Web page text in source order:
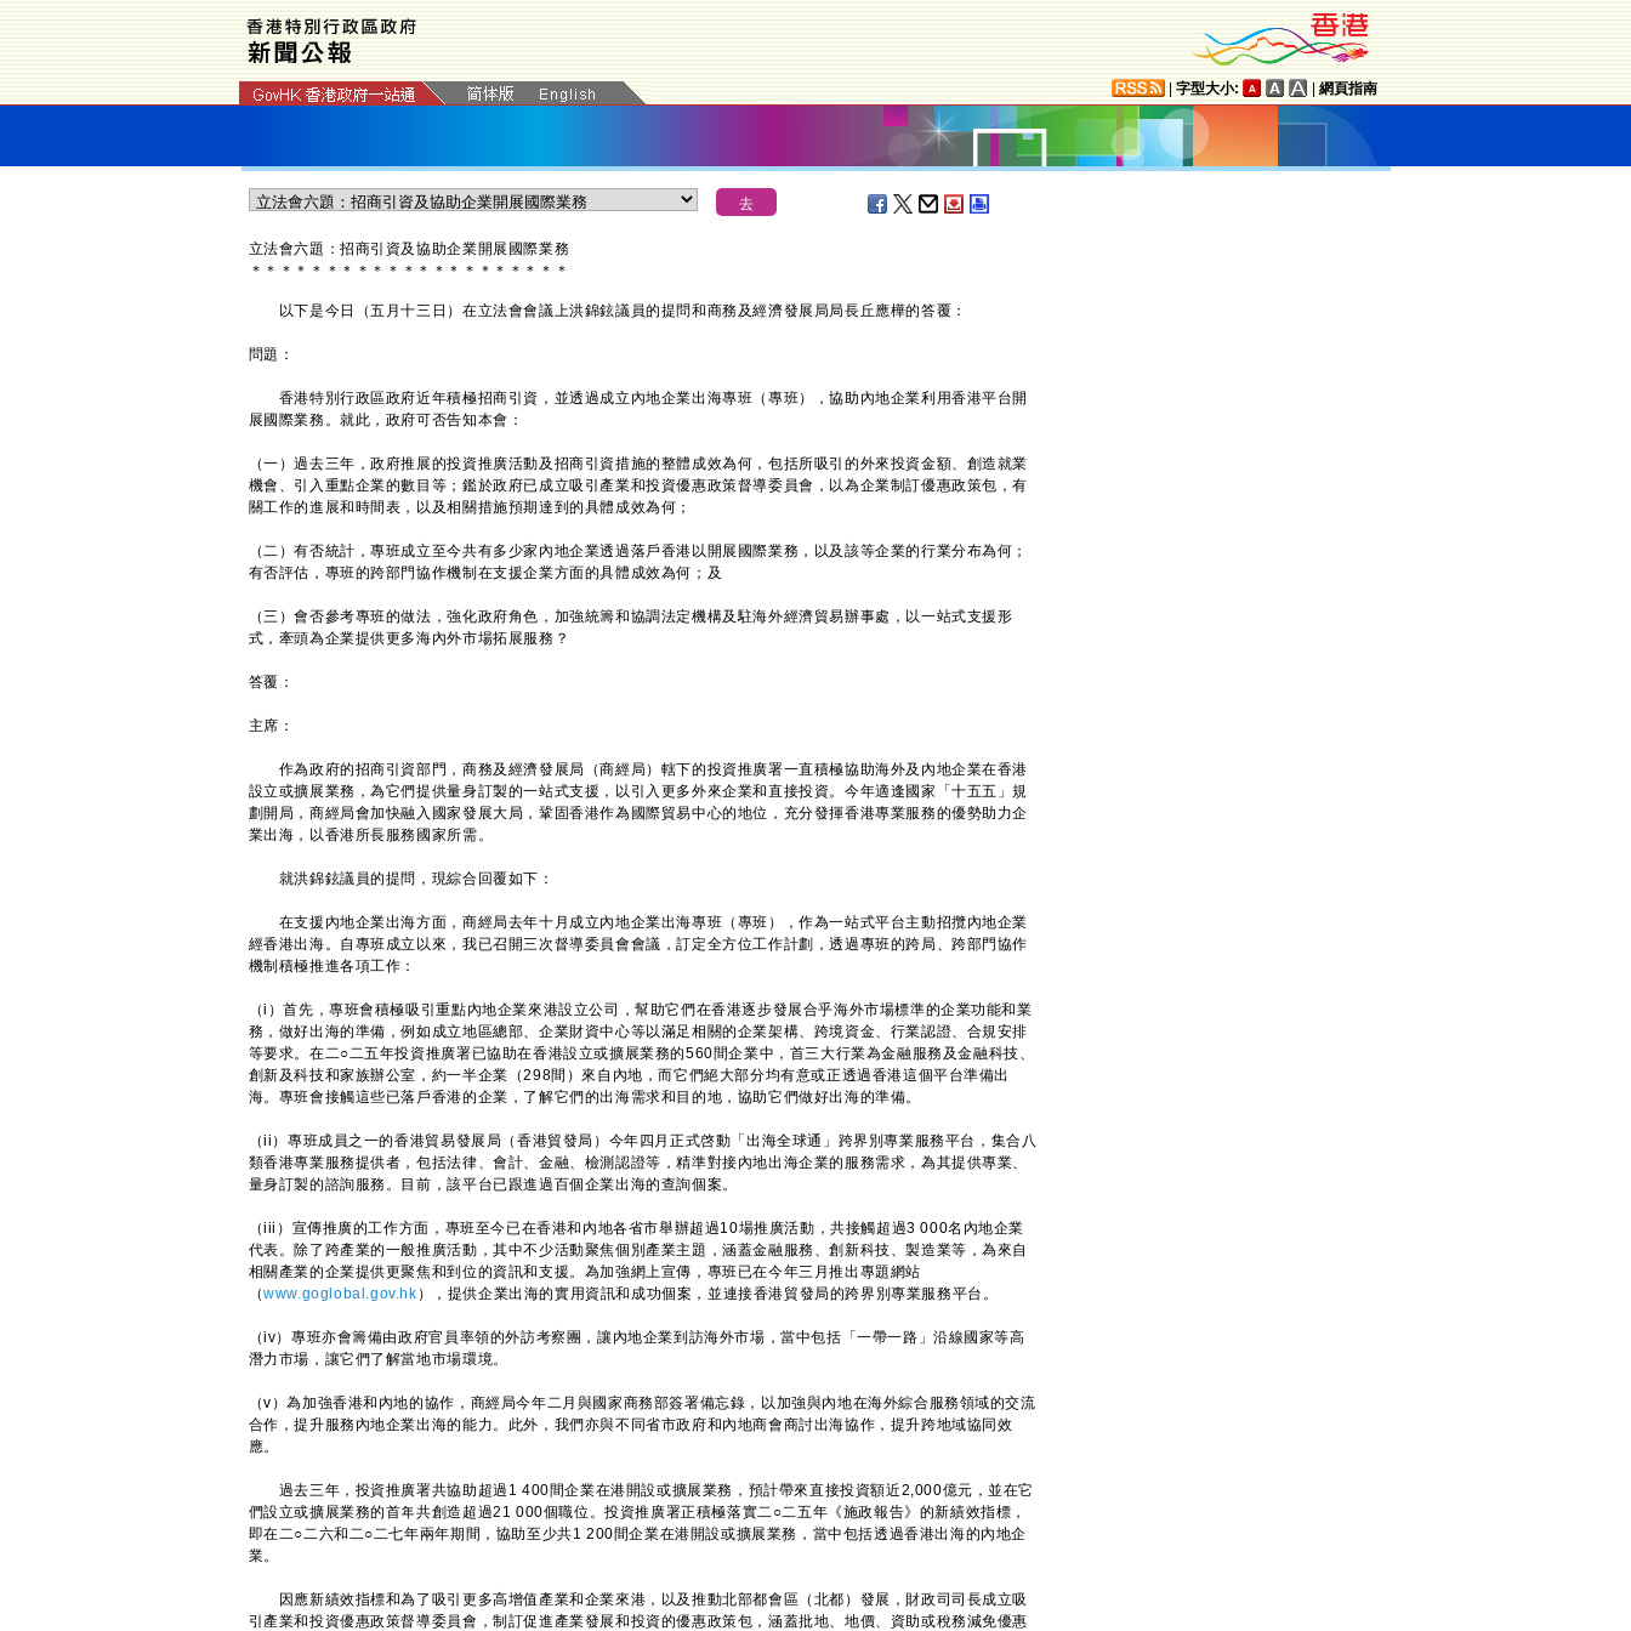
字型大小: 網頁指南
立法會六題：招商引資及協助企業開展國際業務
＊ ＊ ＊ ＊ ＊ ＊ ＊ ＊ ＊ ＊ ＊ ＊ ＊ ＊ ＊ ＊ ＊ ＊ ＊ ＊ ＊
以下是今日（五月十三日）在立法會會議上洪錦鉉議員的提問和商務及經濟發展局局長丘應樺的答覆：
問題：
香港特別行政區政府近年積極招商引資，並透過成立內地企業出海專班（專班），協助內地企業利用香港平台開
展國際業務。就此，政府可否告知本會：
（一）過去三年，政府推展的投資推廣活動及招商引資措施的整體成效為何，包括所吸引的外來投資金額、創造就業
機會、引入重點企業的數目等；鑑於政府已成立吸引產業和投資優惠政策督導委員會，以為企業制訂優惠政策包，有
關工作的進展和時間表，以及相關措施預期達到的具體成效為何；
（二）有否統計，專班成立至今共有多少家內地企業透過落戶香港以開展國際業務，以及該等企業的行業分布為何；
有否評估，專班的跨部門協作機制在支援企業方面的具體成效為何；及
（三）會否參考專班的做法，強化政府角色，加強統籌和協調法定機構及駐海外經濟貿易辦事處，以一站式支援形
式，牽頭為企業提供更多海內外市場拓展服務？
答覆：
主席：
作為政府的招商引資部門，商務及經濟發展局（商經局）轄下的投資推廣署一直積極協助海外及內地企業在香港
設立或擴展業務，為它們提供量身訂製的一站式支援，以引入更多外來企業和直接投資。今年適逢國家「十五五」規
劃開局，商經局會加快融入國家發展大局，鞏固香港作為國際貿易中心的地位，充分發揮香港專業服務的優勢助力企
業出海，以香港所長服務國家所需。
就洪錦鉉議員的提問，現綜合回覆如下：
在支援內地企業出海方面，商經局去年十月成立內地企業出海專班（專班），作為一站式平台主動招攬內地企業
經香港出海。自專班成立以來，我已召開三次督導委員會會議，訂定全方位工作計劃，透過專班的跨局、跨部門協作
機制積極推進各項工作：
（i）首先，專班會積極吸引重點內地企業來港設立公司，幫助它們在香港逐步發展合乎海外市場標準的企業功能和業
務，做好出海的準備，例如成立地區總部、企業財資中心等以滿足相關的企業架構、跨境資金、行業認證、合規安排
等要求。在二○二五年投資推廣署已協助在香港設立或擴展業務的560間企業中，首三大行業為金融服務及金融科技、
創新及科技和家族辦公室，約一半企業（298間）來自內地，而它們絕大部分均有意或正透過香港這個平台準備出
海。專班會接觸這些已落戶香港的企業，了解它們的出海需求和目的地，協助它們做好出海的準備。
（ii）專班成員之一的香港貿易發展局（香港貿發局）今年四月正式啓動「出海全球通」跨界別專業服務平台，集合八
類香港專業服務提供者，包括法律、會計、金融、檢測認證等，精準對接內地出海企業的服務需求，為其提供專業、
量身訂製的諮詢服務。目前，該平台已跟進過百個企業出海的查詢個案。
（iii）宣傳推廣的工作方面，專班至今已在香港和內地各省市舉辦超過10場推廣活動，共接觸超過3 000名內地企業
代表。除了跨產業的一般推廣活動，其中不少活動聚焦個別產業主題，涵蓋金融服務、創新科技、製造業等，為來自
相關產業的企業提供更聚焦和到位的資訊和支援。為加強網上宣傳，專班已在今年三月推出專題網站
（www.goglobal.gov.hk ），提供企業出海的實用資訊和成功個案，並連接香港貿發局的跨界別專業服務平台。
（iv）專班亦會籌備由政府官員率領的外訪考察團，讓內地企業到訪海外市場，當中包括「一帶一路」沿線國家等高
潛力市場，讓它們了解當地市場環境。
（v）為加強香港和內地的協作，商經局今年二月與國家商務部簽署備忘錄，以加強與內地在海外綜合服務領域的交流
合作，提升服務內地企業出海的能力。此外，我們亦與不同省市政府和內地商會商討出海協作，提升跨地域協同效
應。
過去三年，投資推廣署共協助超過1 400間企業在港開設或擴展業務，預計帶來直接投資額近2,000億元，並在它
們設立或擴展業務的首年共創造超過21 000個職位。投資推廣署正積極落實二○二五年《施政報告》的新績效指標，
即在二○二六和二○二七年兩年期間，協助至少共1 200間企業在港開設或擴展業務，當中包括透過香港出海的內地企
業。
因應新績效指標和為了吸引更多高增值產業和企業來港，以及推動北部都會區（北都）發展，財政司司長成立吸
引產業和投資優惠政策督導委員會，制訂促進產業發展和投資的優惠政策包，涵蓋批地、地價、資助或稅務減免優惠